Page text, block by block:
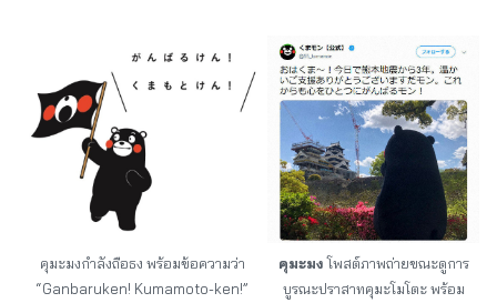
คุมะมงกำลังถือธง พร้อมข้อความว่า
“Ganbaruken! Kumamoto-ken!”
คุมะมงโพสต์ภาพถ่ายขณะดูการ
บูรณะปราสาทคุมะโมโตะ พร้อม